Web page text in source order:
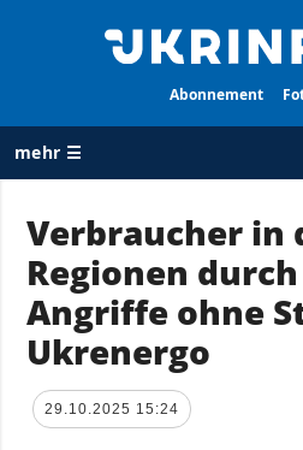
Abonnement
mehr ☰
ALLE
RUBRIKEN
Krieg
Wiederaufbau
der Ukraine
Politik
Verbraucher in
Regionen
Angriffe ohne
Ukrenergo
29.10.2025 15:24